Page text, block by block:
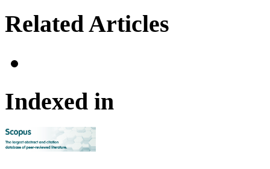
Related Articles
Indexed in